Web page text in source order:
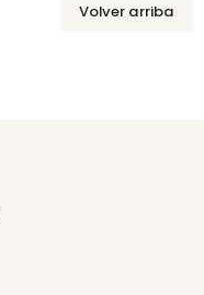
Volver arriba